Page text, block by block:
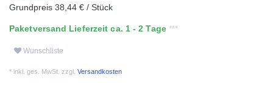
Grundpreis 38,44 € / Stück
Paketversand Lieferzeit ca. 1 - 2 Tage
Wunschliste
* inkl. ges. MwSt. zzgl. Versandkosten